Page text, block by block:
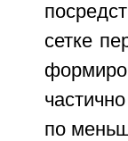
сетке
по